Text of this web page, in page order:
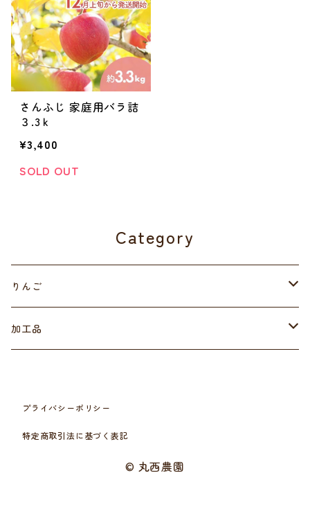
さんふじ 家庭用バラ詰
３.3ｋ
¥3,400
SOLD OUT
Category
りんご
さんつがる
紅玉
加工品
干しりんご
プライバシーポリシー
特定商取引法に基づく表記
© 丸西農園